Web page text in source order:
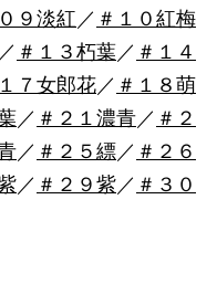
９淡紅 ／ ＃１０紅梅
／ ＃１３朽葉／ ＃１４
７女郎花／ ＃１８萌
／ ＃２１濃青／ ＃２
／ ＃２５縹／ ＃２６
／ ＃２９紫／ ＃３０